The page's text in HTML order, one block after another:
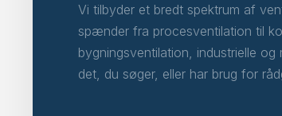
Vi tilbyder et bredt spektrum af
spænder fra procesventilation til
bygningsventilation, industrielle og
det, du søger, eller har brug for